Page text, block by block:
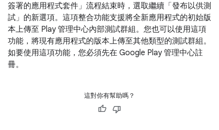
簽署的應用程式套件」流程結束時，選取繼續「發布以供測
試」的新選項。這項整合功能支援將全新應用程式的初始版
本上傳至 Play 管理中心內部測試群組。您也可以使用這項
功能，將現有應用程式的版本上傳至其他類型的測試群組。
如要使用這項功能，您必須先在 Google Play 管理中心註
冊。
這對你有幫助嗎？